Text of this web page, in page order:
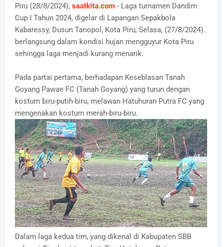
Piru (28/8/2024), saatkita.com - Laga turnamen Dandim
Cup I Tahun 2024, digelar di Lapangan Sepakbola
Kabaressy, Dusun Tanopol, Kota Piru, Selasa, (27/8/2024).
berlangsung dalam kondisi hujan mengguyur Kota Piru
sehingga laga menjadi kurang menarik.
Pada partai pertama, berhadapan Keseblasan Tanah
Goyang Pawae FC (Tanah Goyang) yang turun dengan
kostum biru-putih-biru, melawan Hatuhuran Putra FC yang
mengenakan kostum merah-biru-biru.
Dalam laga kedua tim, yang dikenal di Kabupaten SBB